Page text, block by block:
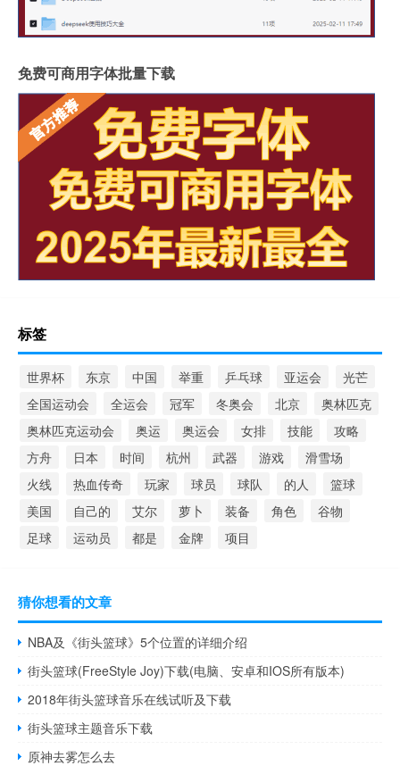
免费可商用字体批量下载
标签
世界杯 东京 中国 举重 乒乓球 亚运会
光芒
全国运动会
全运会 冠军 冬奥会 北京
奥林匹克
奥林匹克运动会
奥运 奥运会 女排 技能
攻略
方舟
日本 时间 杭州 武器 游戏
滑雪场
火线
热血传奇 玩家 球员 球队 的人
篮球
美国
自己的 艾尔 萝卜 装备 角色
谷物
足球
运动员 都是 金牌 项目
猜你想看的文章
NBA及《街头篮球》5个位置的详细介绍
街头篮球(FreeStyle Joy)下载(电脑、安卓和IOS所有版本)
2018年街头篮球音乐在线试听及下载
街头篮球主题音乐下载
原神去雾怎么去